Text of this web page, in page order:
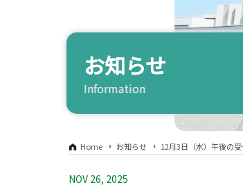
お知らせ
Information
Home お知らせ 12月3日（水）午後の
NOV 26, 2025